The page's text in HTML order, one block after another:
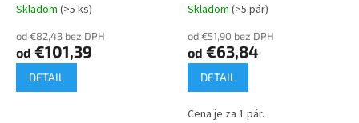
Skladom (>5 ks)
od €82,43 bez DPH
od €101,39
DETAIL
Skladom (>5 pár)
od €51,90 bez DPH
od €63,84
DETAIL
Cena je za 1 pár.